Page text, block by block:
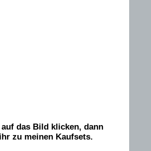
das Bild klicken, dann
zu meinen Kaufsets.